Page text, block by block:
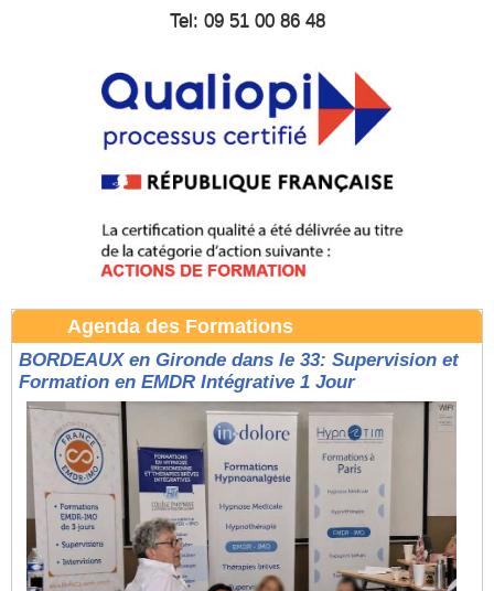
Tel: 09 51 00 86 48
Agenda des Formations
BORDEAUX en Gironde dans le 33: Supervision et
Formation en EMDR Intégrative 1 Jour